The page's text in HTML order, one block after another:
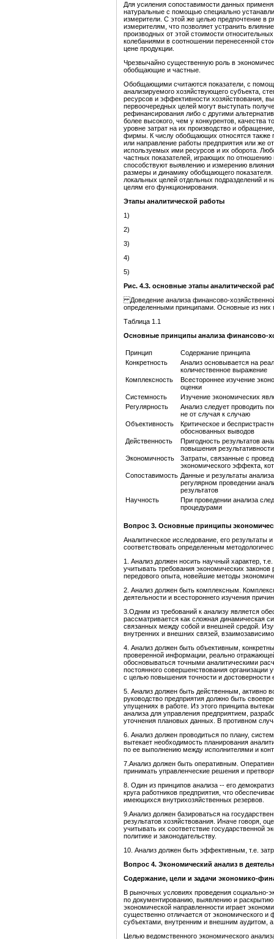
Для усиления сопоставимости данных
натуральные с помощью специально
измерители. С этой же целью предпочтение в
измерителям, что позволяет устранить
производных от этой стоимости
колебаниями в соотношении перенесенной
цене продукции.
Чрезвычайно существенную роль в
обобщающие и частные.
Обобщающими считаются показатели, с
анализируемого хозяйствующего субъекта,
ресурсов и эффективности хозяйствования,
первоочередных целей могут выступать
рефинансирования либо с другими
более высокого, чем у конкурентов, качества
уровне затрат на их производство и
фирмы. К числу обобщающих относятся также
или направление работы предприятия или же
используемых ими ресурсов и их оборота.
частных показателей, играющих по
способствуют выявлению и измерению
размеры и динамику обобщающего
локальных целей отдельных подразделений и
целям его функционирования.
Этапы аналитической работы
1)
2)
3)
4)
5)
Рис. 4.3. основные этапы аналитической
Доведение анализа финансово-
определенными принципами. Основные из них
Таблица 1.1
Основные принципы анализа финансово-
Принцип
Содержание принципа
Конкретность
Анализ основывается на
количественное выражение
Комплексность
Всестороннее изучение
оценки
Системность
Изучение экономических
Регулярность
Анализ следует проводить
не от случая к случаю
Объективность
Критическое и
обоснованных выводов
Действенность
Пригодность результатов
повышения
Экономичность
Затраты, связанные с
экономического эффекта,
Сопоставимость Данные и результаты
регулярном проведении
результатов
Научность
При проведении анализа
процедурами
Вопрос 3. Основные принципы
Аналитическое исследование, его
соответствовать определенным
1. Анализ должен носить научный характер,
учитывать требования экономических
передового опыта, новейшие методы
2. Анализ должен быть комплексным.
деятельности и всестороннего изучения
3.Одним из требований к анализу является
рассматривается как сложная динамическая
связанных между собой и внешней средой.
внутренних и внешних связей,
4. Анализ должен быть объективным,
проверенной информации, реально
обосновываться точными аналитическими
постоянного совершенствования организации
с целью повышения точности и достоверности
5. Анализ должен быть действенным, активно
руководство предприятия должно быть
упущениях в работе. Из этого принципа
анализа для управления предприятием,
уточнения плановых данных. В противном
6. Анализ должен проводиться по плану,
вытекает необходимость планирования
по ее выполнению между исполнителями и
7.Анализ должен быть оперативным.
принимать управленческие решения и
8. Один из принципов анализа -- его
круга работников предприятия, что
имеющихся внутрихозяйственных резервов.
9.Анализ должен базироваться на
результатов хозяйствования. Иначе говоря,
учитывать их соответствие государственной
политике и законодательству.
10. Анализ должен быть эффективным, т.е.
Вопрос 4. Экономический анализ в
Содержание, цели и задачи экономико-
В рыночных условиях проведения социально-
по документированию, выявлению и
экономической направленности играет
существенно отличается от экономического
субъектами, внутренним и внешним аудитом,
Целью ведомственного экономического